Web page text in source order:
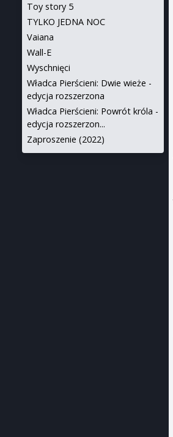
Toy story 5
TYLKO JEDNA NOC
Vaiana
Wall-E
Wyschnięci
Władca Pierścieni: Dwie wieże -
edycja rozszerzona
Władca Pierścieni: Powrót króla -
edycja rozszerzon...
Zaproszenie (2022)